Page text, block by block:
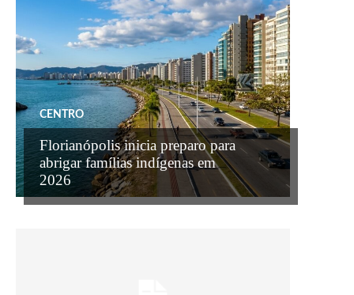
CENTRO
Florianópolis inicia preparo para
abrigar famílias indígenas em
2026